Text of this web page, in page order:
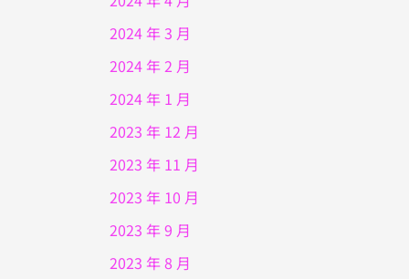
2024 年 3 月
2024 年 2 月
2024 年 1 月
2023 年 12 月
2023 年 11 月
2023 年 10 月
2023 年 9 月
2023 年 8 月